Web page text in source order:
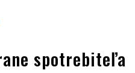
spotrebiteľa